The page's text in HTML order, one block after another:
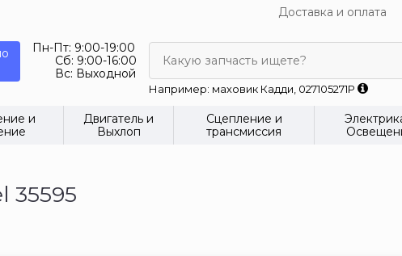
Доставка и оплата
Пн-Пт: 9:00-19:00
Сб: 9:00-16:00
Вс: Выходной
Какую запчасть ищете?
Например: маховик Кадди, 027105271P
и
Двигатель и
Выхлоп
Сцепление и
трансмиссия
35595